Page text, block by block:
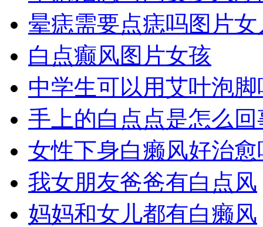
晕痣需要点痣吗图片女
白点癫风图片女孩
中学生可以用艾叶泡
手上的白点点是怎么
女性下身白癞风好治愈
我女朋友爸爸有白点风
妈妈和女儿都有白癞风